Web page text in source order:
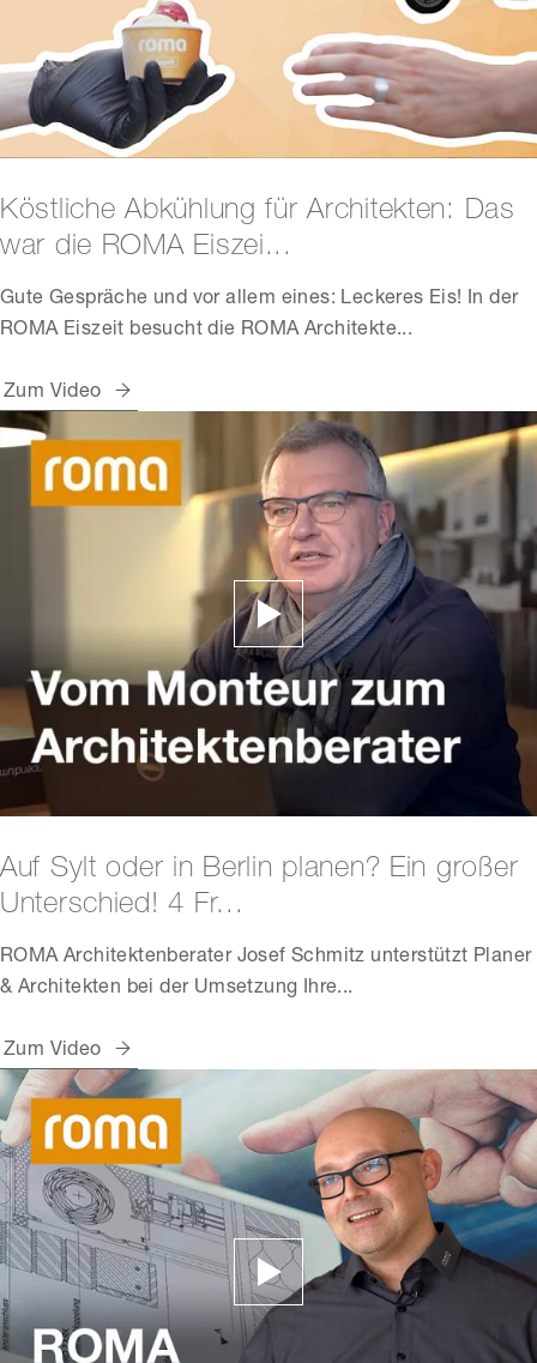
Köstliche Abkühlung für Architekten: Das
war die ROMA Eiszei...
Gute Gespräche und vor allem eines: Leckeres Eis! In der
ROMA Eiszeit besucht die ROMA Architekte...
Zum Video
Auf Sylt oder in Berlin planen? Ein großer
Unterschied! 4 Fr...
ROMA Architektenberater Josef Schmitz unterstützt Planer
& Architekten bei der Umsetzung Ihre...
Zum Video